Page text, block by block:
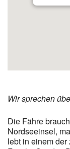
Wir sprechen
Die Fähre
Nordseeinsel,
lebt in einem